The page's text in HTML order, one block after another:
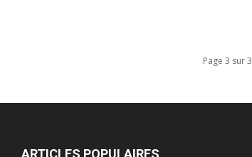
Page 3 sur 3
ARTICLES POPULAIRES